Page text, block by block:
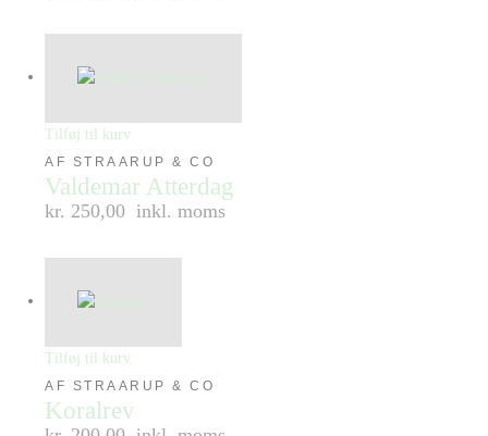
Tilføj til kurv
AF STRAARUP & CO
Valdemar Atterdag
kr. 250,00 inkl. moms
Tilføj til kurv
AF STRAARUP & CO
Koralrev